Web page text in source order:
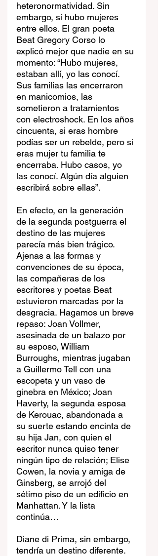
heteronormatividad. Sin
embargo, sí hubo mujeres
entre ellos. El gran poeta
Beat Gregory Corso lo
explicó mejor que nadie en su
momento: “Hubo mujeres,
estaban allí, yo las conocí.
Sus familias las encerraron
en manicomios, las
sometieron a tratamientos
con electroshock. En los años
cincuenta, si eras hombre
podías ser un rebelde, pero si
eras mujer tu familia te
encerraba. Hubo casos, yo
las conocí. Algún día alguien
escribirá sobre ellas”.
En efecto, en la generación
de la segunda postguerra el
destino de las mujeres
parecía más bien trágico.
Ajenas a las formas y
convenciones de su época,
las compañeras de los
escritores y poetas Beat
estuvieron marcadas por la
desgracia. Hagamos un breve
repaso: Joan Vollmer,
asesinada de un balazo por
su esposo, William
Burroughs, mientras jugaban
a Guillermo Tell con una
escopeta y un vaso de
ginebra en México; Joan
Haverty, la segunda esposa
de Kerouac, abandonada a
su suerte estando encinta de
su hija Jan, con quien el
escritor nunca quiso tener
ningún tipo de relación; Elise
Cowen, la novia y amiga de
Ginsberg, se arrojó del
sétimo piso de un edificio en
Manhattan. Y la lista
continúa…
Diane di Prima, sin embargo,
tendría un destino diferente.